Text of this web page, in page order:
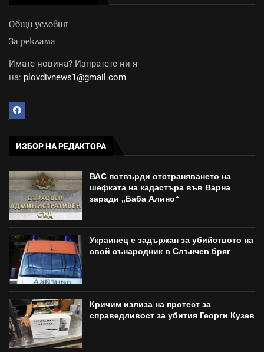
Общи условия
За реклама
Имате новина? Изпратете ни я
на: plovdivnews1@gmail.com
ИЗБОР НА РЕДАКТОРА
ВАС потвърди отстраняването на
шефката на кадастъра във Варна
заради „Баба Алино“
Украинец е задържан за убийството на
свой сънародник в Слънчев бряг
Кричим излиза на протест за
справедливост за убития Георги Кузев